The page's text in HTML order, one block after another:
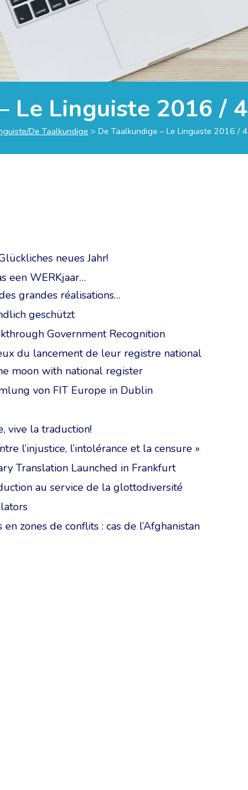
Le Linguiste 2016 / 4
De Taalkundige > De Taalkundige – Le Linguiste 2016 / 4
neues Jahr!
een WERKjaar…
grandes réalisations…
geschützt
Government Recognition
du lancement de leur registre national
moon with national register
von FIT Europe in Dublin
vive la traduction!
l’injustice, l’intolérance et la censure »
Translation Launched in Frankfurt
au service de la glottodiversité
zones de conflits : cas de l’Afghanistan